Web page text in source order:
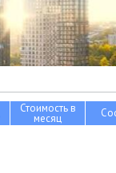
Стоимость в
месяц